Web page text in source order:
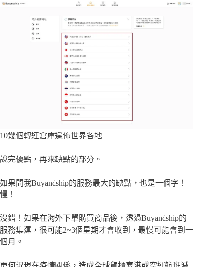
10幾個轉運倉庫遍佈世界各地
說完優點，再來缺點的部分。
如果問我Buyandship的服務最大的缺點，也是一個字！
慢！
沒錯！如果在海外下單購買商品後，透過Buyandship的
服務集運，很可能2~3個星期才會收到，最慢可能會到一
個月。
更何況現在疫情關係，造成全球貨櫃塞港或空運航班減